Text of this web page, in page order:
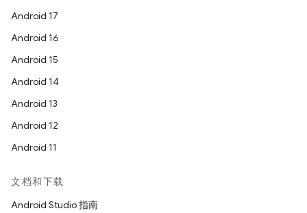
Android 17
Android 16
Android 15
Android 14
Android 13
Android 12
Android 11
文档和下载
Android Studio 指南